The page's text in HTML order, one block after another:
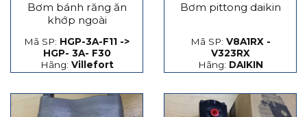
Bơm bánh răng ăn
khớp ngoài
Mã SP: HGP-3A-F11 ->
HGP- 3A- F30
Hãng: Villefort
Bơm pittong daikin
Mã SP: V8A1RX -
V323RX
Hãng: DAIKIN